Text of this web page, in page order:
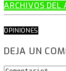
ARCHIVOS DEL
OPINIONES
DEJA UN